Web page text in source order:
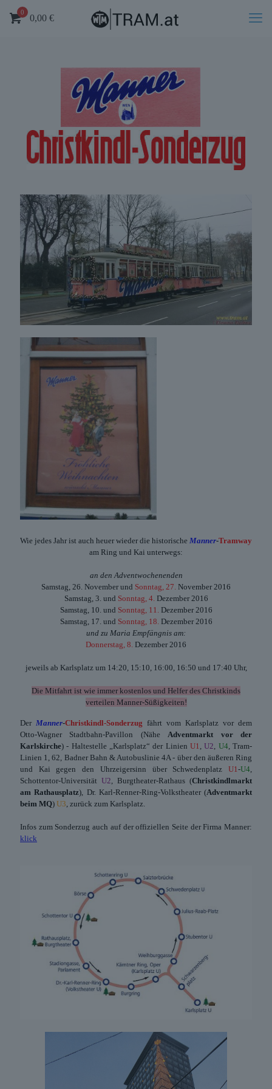
0
0,00 €
Wie jedes Jahr ist auch heuer wieder die historische Manner-Tramway
am Ring und Kai unterwegs:
an den Adventwochenenden
Samstag, 26. November und Sonntag, 27. November 2016
Samstag, 3. und Sonntag, 4. Dezember 2016
Samstag, 10. und Sonntag, 11.
Dezember 2016
Samstag, 17. und Sonntag, 18. Dezember 2016
und zu Maria Empfängnis am:
Donnerstag, 8. Dezember 2016
jeweils ab Karlsplatz um 14:20, 15:10, 16:00, 16:50 und 17:40 Uhr,
Die Mitfahrt ist wie immer kostenlos und Helfer des Christkinds
verteilen Manner-Süßigkeiten!
Der Manner-Christkindl-Sonderzug fährt vom Karlsplatz vor dem
Otto-Wagner Stadtbahn-Pavillon (Nähe Adventmarkt vor der
Karlskirche) - Haltestelle „Karlsplatz“ der Linien U1 ,U2 U4, Tram-
Linien 1, 62, Badner Bahn & Autobuslinie 4A - über den äußeren Ring
und Kai gegen den Uhrzeigersinn über Schwedenplatz U1 -U4
Schottentor-Universität U2 , Burgtheater-Rathaus (Christkindlmarkt
am Rathausplatz), Dr. Karl-Renner-Ring-Volkstheater (Adventmarkt
beim MQ) U3 , zurück zum Karlsplatz.
Infos zum Sonderzug auch auf der offiziellen Seite der Firma Manner:
klick